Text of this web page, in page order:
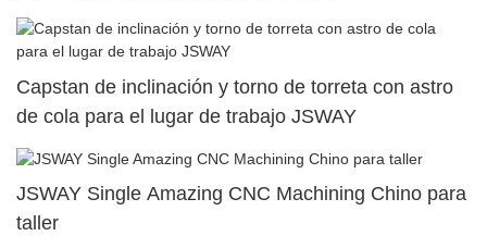
Capstan de inclinación y torno de torreta con astro
de cola para el lugar de trabajo JSWAY
JSWAY Single Amazing CNC Machining Chino para
taller